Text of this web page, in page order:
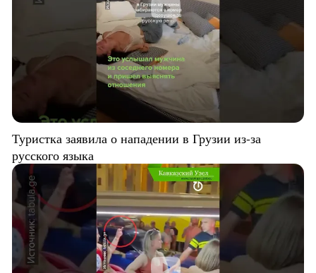
Туристка заявила о нападении в Грузии из-за
русского языка